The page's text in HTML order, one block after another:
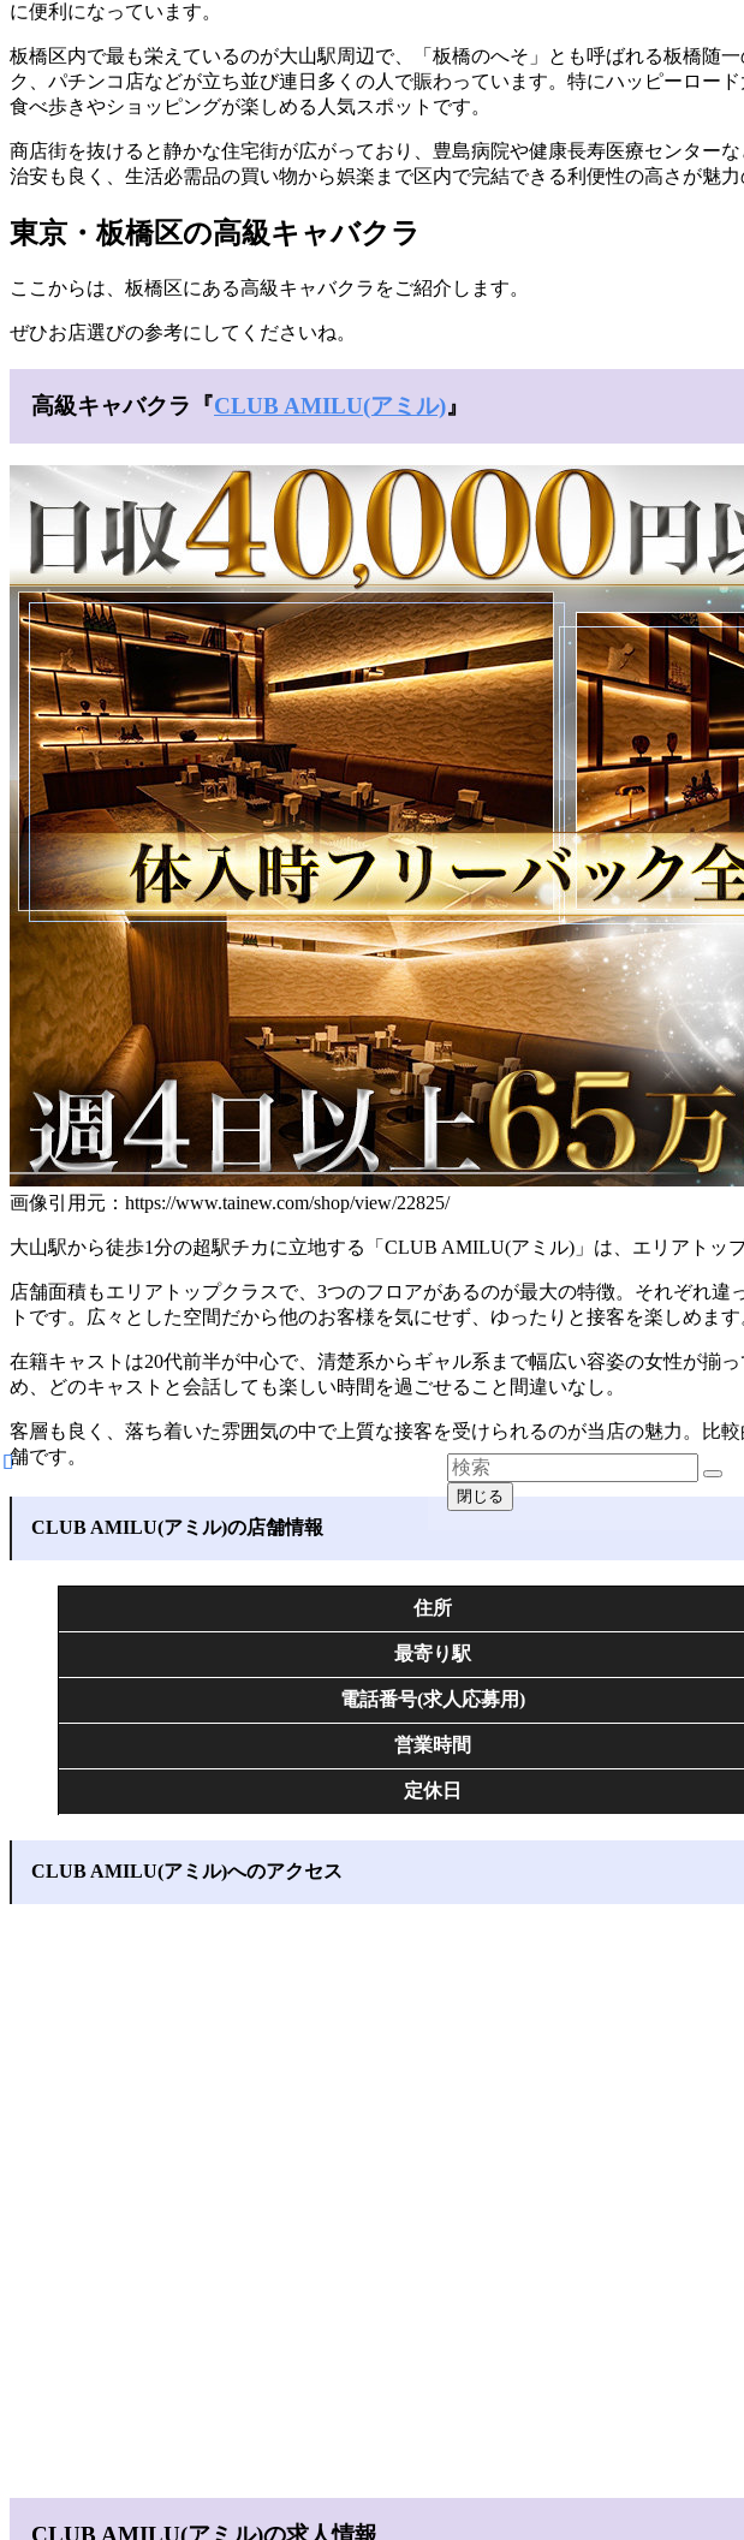
に便利になっています。
板橋区内で最も栄えているのが大山駅周辺で、「板橋のへそ」とも呼ばれる板橋随
ク、パチンコ店などが立ち並び連日多くの人で賑わっています。特にハッピーロー
食べ歩きやショッピングが楽しめる人気スポットです。
商店街を抜けると静かな住宅街が広がっており、豊島病院や健康長寿医療センター
治安も良く、生活必需品の買い物から娯楽まで区内で完結できる利便性の高さが魅力
東京・板橋区の高級キャバクラ
ここからは、板橋区にある高級キャバクラをご紹介します。
ぜひお店選びの参考にしてくださいね。
高級キャバクラ『CLUB AMILU(アミル)』
画像引用元：https://www.tainew.com/shop/view/22825/
大山駅から徒歩1分の超駅チカに立地する「CLUB AMILU(アミル)」は、エリアトッ
店舗面積もエリアトップクラスで、3つのフロアがあるのが最大の特徴。それぞれ
トです。広々とした空間だから他のお客様を気にせず、ゆったりと接客を楽しめます
在籍キャストは20代前半が中心で、清楚系からギャル系まで幅広い容姿の女性が揃
め、どのキャストと会話しても楽しい時間を過ごせること間違いなし。
客層も良く、落ち着いた雰囲気の中で上質な接客を受けられるのが当店の魅力。比
舗です。
CLUB AMILU(アミル)の店舗情報
住所
最寄り駅
電話番号(求人応募用)
営業時間
定休日
CLUB AMILU(アミル)へのアクセス
CLUB AMILU(アミル)の求人情報
閉じる